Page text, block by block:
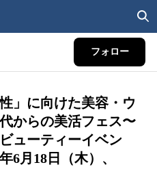
フォロー
」に向けた美容・ウ
からの美活フェス〜
ューティーイベン
6月18日（木）、